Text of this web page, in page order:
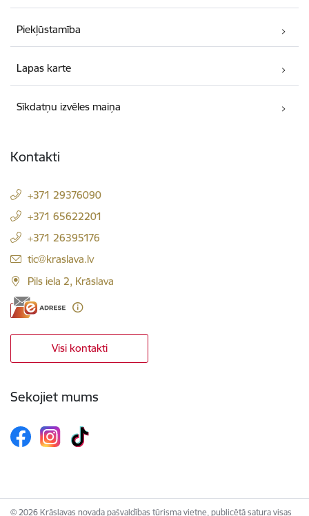
Piekļūstamība
Lapas karte
Sīkdatņu izvēles maiņa
Kontakti
+371 29376090
+371 65622201
+371 26395176
E-pasts:
tic@kraslava.lv
Pils iela 2, Krāslava
Visi kontakti
Sekojiet mums
© 2026 Krāslavas novada pašvaldības tūrisma vietne, publicētā satura visas